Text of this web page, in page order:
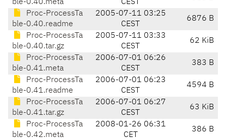
ble-0.40.meta
CEST
Proc-ProcessTa
ble-0.40.readme
2005-07-11 03:25
CEST
6876 B
Proc-ProcessTa
ble-0.40.tar.gz
2005-07-11 03:33
CEST
62 KiB
Proc-ProcessTa
ble-0.41.meta
2006-07-01 06:26
CEST
383 B
Proc-ProcessTa
ble-0.41.readme
2006-07-01 06:23
CEST
4594 B
Proc-ProcessTa
ble-0.41.tar.gz
2006-07-01 06:27
CEST
63 KiB
Proc-ProcessTa
ble-0.42.meta
2008-01-26 06:31
CET
386 B